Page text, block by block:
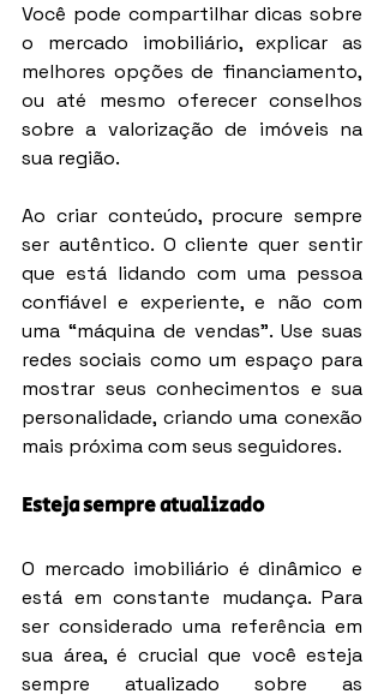
Você pode compartilhar dicas sobre
o mercado imobiliário, explicar as
melhores opções de financiamento,
ou até mesmo oferecer conselhos
sobre a valorização de imóveis na
sua região.
Ao criar conteúdo, procure sempre
ser autêntico. O cliente quer sentir
que está lidando com uma pessoa
confiável e experiente, e não com
uma “máquina de vendas”. Use suas
redes sociais como um espaço para
mostrar seus conhecimentos e sua
personalidade, criando uma conexão
mais próxima com seus seguidores.
Esteja sempre atualizado
O mercado imobiliário é dinâmico e
está em constante mudança. Para
ser considerado uma referência em
sua área, é crucial que você esteja
sempre atualizado sobre as